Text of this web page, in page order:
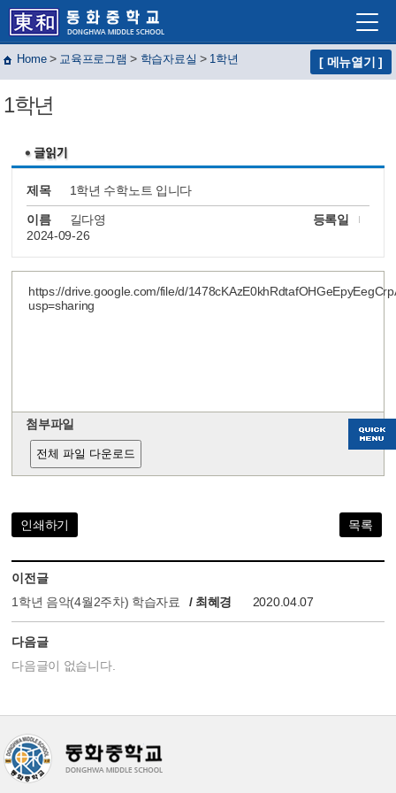
학교혁신
Home> 교육프로그램 > 학습자료실 > 1학년 [ 메뉴열기 ]
1학년
제목 1학년 수학노트 입니다
이름 길다영
등록일
2024-09-26
https://drive.google.com/file/d/
usp=sharing
첨부파일
전체 파일 다운로드
인쇄하기 목록
이전글
1학년 음악(4월2주차) 학습자료
/ 최혜경 2020.04.07
다음글
다음글이 없습니다.